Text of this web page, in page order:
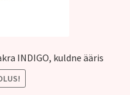
INDIGO, kuldne ääris